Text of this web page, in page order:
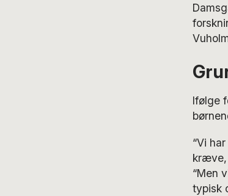
Ifølge
“Vi
kræve,
“Men
typisk